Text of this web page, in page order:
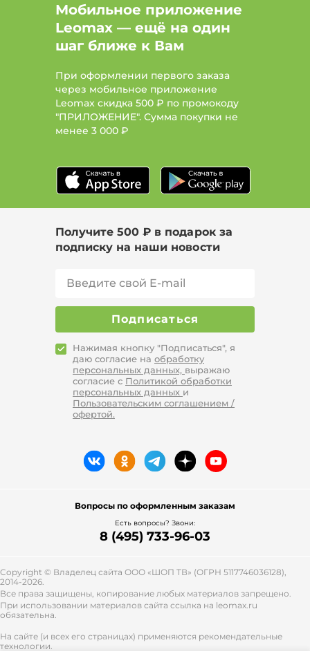
Мобильное приложение
Leomax — ещё на один
шаг ближе к Вам
При оформлении первого заказа
через мобильное приложение
Leomax скидка 500 ₽ по промокоду
"ПРИЛОЖЕНИЕ". Сумма покупки не
менее 3 000 ₽
Получите 500 ₽ в подарок за
подписку на наши новости
Подписаться
Нажимая кнопку "Подписаться", я
даю согласие на обработку
персональных данных, выражаю
согласие с Политикой обработки
персональных данных и
Пользовательским соглашением /
офертой.
Вопросы по оформленным заказам
Есть вопросы? Звони:
8 (495) 733-96-03
Copyright © Владелец сайта ООО «ШОП ТВ» (ОГРН 5117746036128),
2014-2026.
Все права защищены, копирование любых материалов запрещено.
При использовании материалов сайта ссылка на leomax.ru
обязательна.
На сайте (и всех его страницах) применяются рекомендательные
технологии.